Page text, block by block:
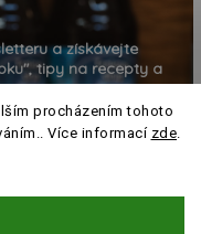
procházením tohoto
Více informací zde.
a získávejte
tipy na recepty a